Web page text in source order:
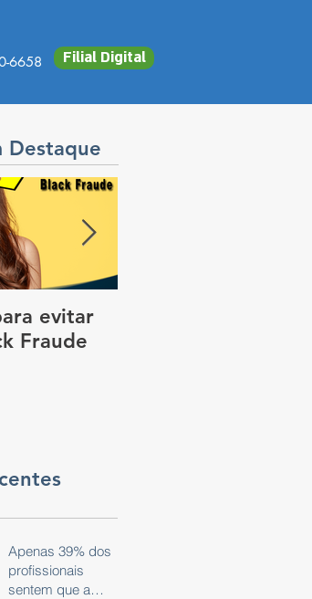
6658 Filial Digital
Destaque
evitar
Fraude
Apenas 39% dos
profissionais
sentem que a